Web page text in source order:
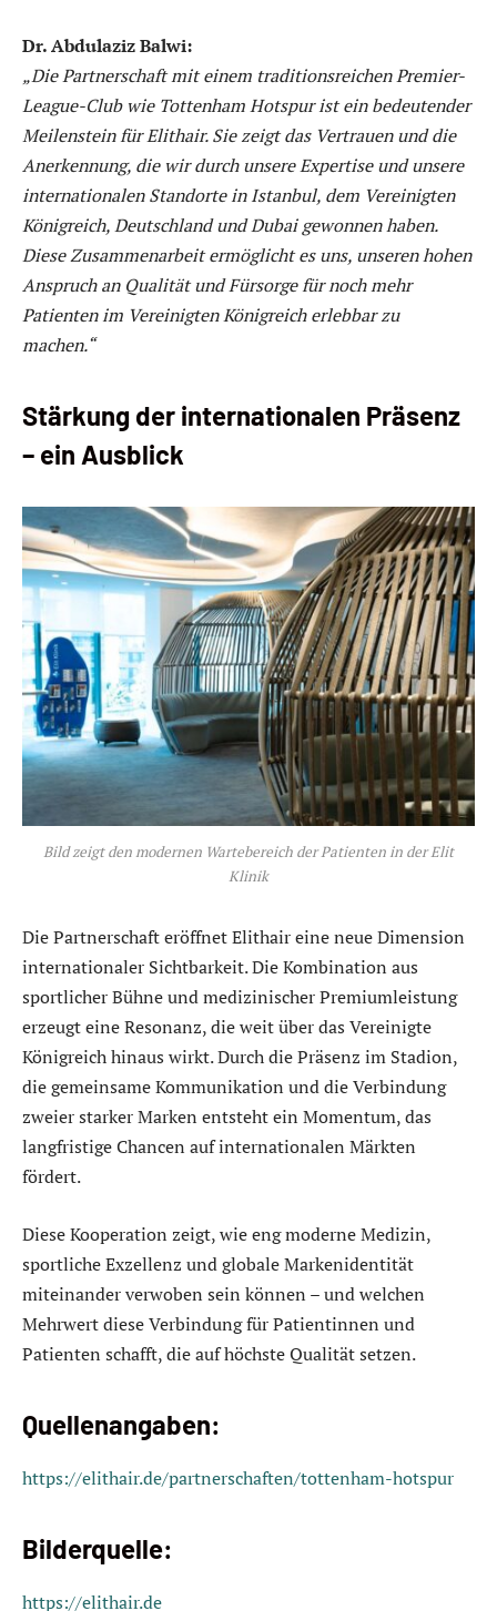
Dr. Abdulaziz Balwi:
„Die Partnerschaft mit einem traditionsreichen Premier-
League-Club wie Tottenham Hotspur ist ein bedeutender
Meilenstein für Elithair. Sie zeigt das Vertrauen und die
Anerkennung, die wir durch unsere Expertise und unsere
internationalen Standorte in Istanbul, dem Vereinigten
Königreich, Deutschland und Dubai gewonnen haben.
Diese Zusammenarbeit ermöglicht es uns, unseren hohen
Anspruch an Qualität und Fürsorge für noch mehr
Patienten im Vereinigten Königreich erlebbar zu
machen.“
Stärkung der internationalen Präsenz
– ein Ausblick
Bild zeigt den modernen Wartebereich der Patienten in der Elit
Klinik
Die Partnerschaft eröffnet Elithair eine neue Dimension
internationaler Sichtbarkeit. Die Kombination aus
sportlicher Bühne und medizinischer Premiumleistung
erzeugt eine Resonanz, die weit über das Vereinigte
Königreich hinaus wirkt. Durch die Präsenz im Stadion,
die gemeinsame Kommunikation und die Verbindung
zweier starker Marken entsteht ein Momentum, das
langfristige Chancen auf internationalen Märkten
fördert.
Diese Kooperation zeigt, wie eng moderne Medizin,
sportliche Exzellenz und globale Markenidentität
miteinander verwoben sein können – und welchen
Mehrwert diese Verbindung für Patientinnen und
Patienten schafft, die auf höchste Qualität setzen.
Quellenangaben:
https://elithair.de/partnerschaften/tottenham-hotspur
Bilderquelle:
https://elithair.de